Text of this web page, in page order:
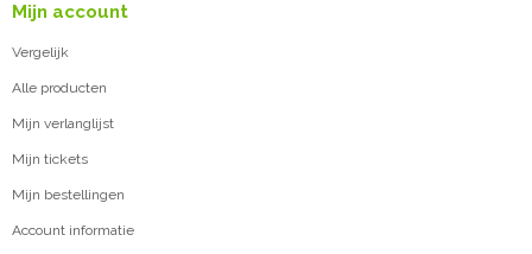
Mijn account
Vergelijk
Alle producten
Mijn verlanglijst
Mijn tickets
Mijn bestellingen
Account informatie